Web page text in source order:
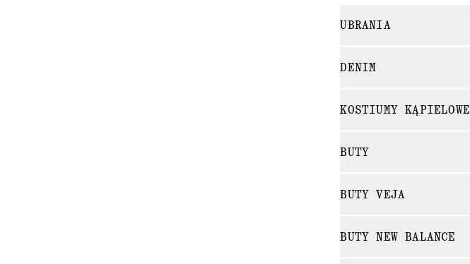
UBRANIA
DENIM
KOSTIUMY KĄPIELOWE
BUTY
BUTY VEJA
BUTY NEW BALANCE